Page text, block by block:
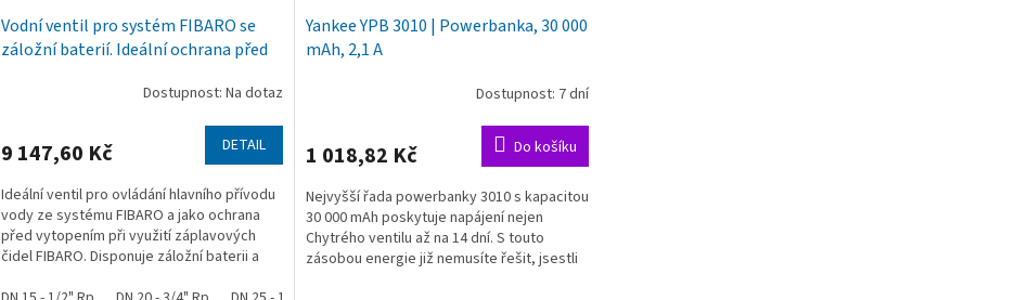
Vodní ventil pro systém FIBARO se
záložní baterií. Ideální ochrana před
Dostupnost: Na dotaz
9 147,60 Kč DETAIL
Ideální ventil pro ovládání hlavního přívodu
vody ze systému FIBARO a jako ochrana
před vytopením při využití záplavových
čidel FIBARO. Disponuje záložní baterii a
Yankee YPB 3010 | Powerbanka, 30 000
mAh, 2,1 A
Dostupnost: 7 dní
1 018,82 Kč Do košíku
Nejvyšší řada powerbanky 3010 s kapacitou
30 000 mAh poskytuje napájení nejen
Chytrého ventilu až na 14 dní. S touto
zásobou energie již nemusíte řešit, jsestli